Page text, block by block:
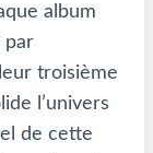
album
par
troisième
l’univers
de cette